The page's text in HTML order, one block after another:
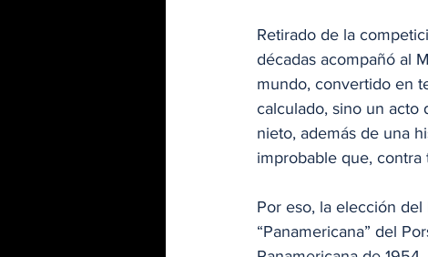
Retirado de la
décadas acompañó al
mundo, convertido en
calculado, sino un acto
nieto, además de una
improbable que, contra
Por eso, la elección
“Panamericana” del